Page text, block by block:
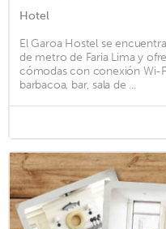
Hotel
El Garoa Hostel se
de metro de Faria Lima y
cómodas con conexión Wi-
barbacoa, bar, sala de ...